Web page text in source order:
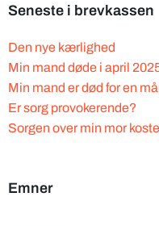
Seneste i brevkassen
Den nye kærlighed
Min mand døde i april
Min mand er død for en
Er sorg provokerende?
Sorgen over min mor
Emner